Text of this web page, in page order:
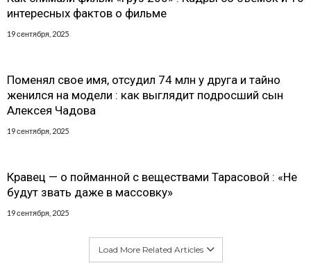
интересных фактов о фильме
19 сентября, 2025
Поменял свое имя, отсудил 74 млн у друга и тайно
женился на модели : как выглядит подросший сын
Алексея Чадова
19 сентября, 2025
Кравец — о пойманной с веществами Тарасовой : «Не
будут звать даже в массовку»
19 сентября, 2025
Load More Related Articles